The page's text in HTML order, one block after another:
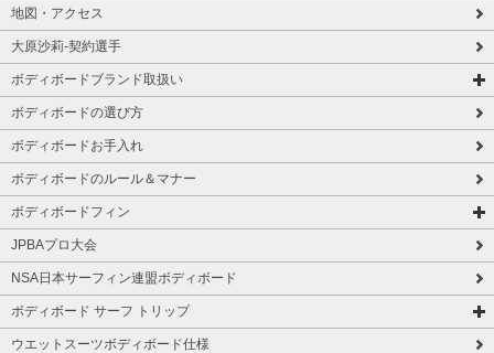
地図・アクセス
大原沙莉-契約選手
ボディボードブランド取扱い
ボディボードの選び方
ボディボードお手入れ
ボディボードのルール＆マナー
ボディボードフィン
JPBAプロ大会
NSA日本サーフィン連盟ボディボード
ボディボード サーフ トリップ
ウエットスーツボディボード仕様